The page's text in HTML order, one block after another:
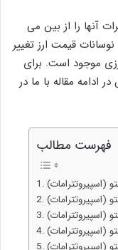
آنها را از بین می
قیمت ارز تغییر
موجود است. برای
مقاله با ما در
فهرست مطالب
(اسپیروتترامات)